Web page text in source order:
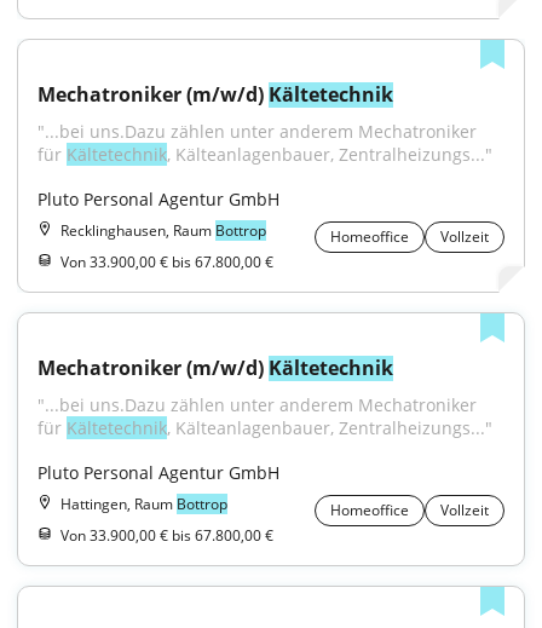
Mechatroniker (m/w/d) Kältetechnik
"...bei uns.Dazu zählen unter anderem Mechatroniker
für Kältetechnik, Kälteanlagenbauer, Zentralheizungs..."
Pluto Personal Agentur GmbH
Recklinghausen, Raum Bottrop Homeoffice
Vollzeit
Von 33.900,00 € bis 67.800,00 €
Mechatroniker (m/w/d) Kältetechnik
"...bei uns.Dazu zählen unter anderem Mechatroniker
für Kältetechnik, Kälteanlagenbauer, Zentralheizungs..."
Pluto Personal Agentur GmbH
Hattingen, Raum Bottrop Homeoffice
Vollzeit
Von 33.900,00 € bis 67.800,00 €